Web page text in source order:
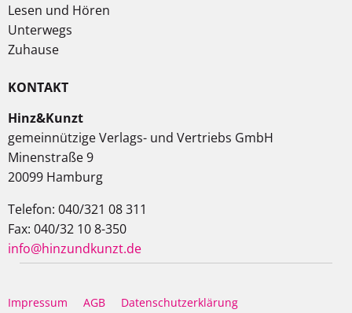
Lesen und Hören
Unterwegs
Zuhause
KONTAKT
Hinz&Kunzt
gemeinnützige Verlags- und Vertriebs GmbH
Minenstraße 9
20099 Hamburg
Telefon: 040/321 08 311
Fax: 040/32 10 8-350
info@hinzundkunzt.de
Impressum AGB Datenschutzerklärung